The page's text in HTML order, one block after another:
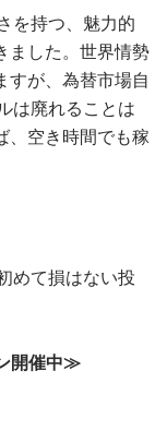
を持つ、魅力的
ました。世界情勢
すが、為替市場自
は廃れることは
、空き時間でも稼
めて損はない投
開催中≫